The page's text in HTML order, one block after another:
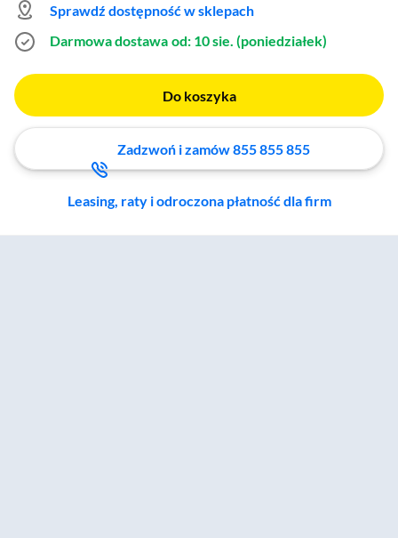
Sprawdź dostępność w sklepach
Darmowa dostawa od: 10 sie. (poniedziałek)
Do koszyka
Zadzwoń i zamów 855 855 855
Leasing, raty i odroczona płatność dla firm